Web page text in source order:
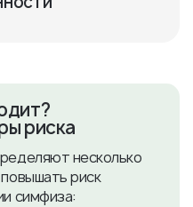
риска
несколько
риск
симфиза: